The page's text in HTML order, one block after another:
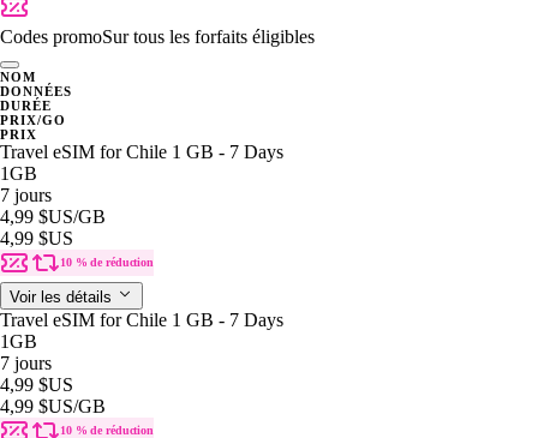
Codes promoSur tous les forfaits éligibles
NOM
DONNÉES
DURÉE
PRIX/GO
PRIX
Travel eSIM for Chile 1 GB - 7 Days
1GB
7 jours
4,99 $US/GB
4,99 $US
10 % de réduction
Voir les détails
Travel eSIM for Chile 1 GB - 7 Days
1GB
7 jours
4,99 $US
4,99 $US/GB
10 % de réduction